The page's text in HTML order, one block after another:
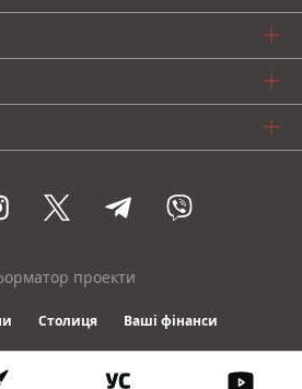
проекти
Столиця Ваші фінанси
2026 Informator